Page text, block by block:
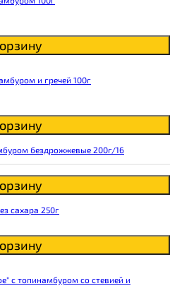
КОМПЛЕКСЫ
и гречей 100г
бездрожжевые 200г/16
сахара 250г
с топинамбуром со стевией и